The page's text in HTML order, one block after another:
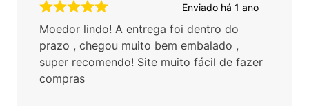
Enviado há 1 ano
Moedor lindo! A entrega foi dentro do
prazo , chegou muito bem embalado ,
super recomendo! Site muito fácil de fazer
compras